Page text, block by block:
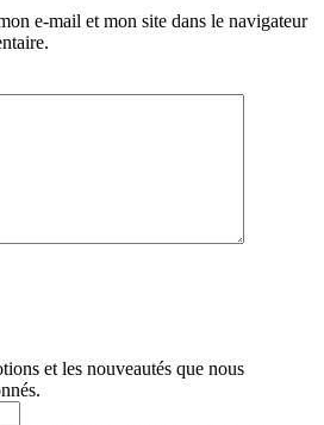
e-mail et mon site dans le navigateur
et les nouveautés que nous